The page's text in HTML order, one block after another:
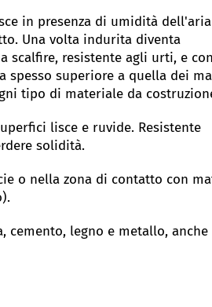
in presenza di umidità
Una volta indurita diventa
scalfire, resistente agli urti, e
spesso superiore a quella dei
tipo di materiale da
lisce e ruvide. Resistente
solidità.
o nella zona di contatto con
cemento, legno e metallo, anche